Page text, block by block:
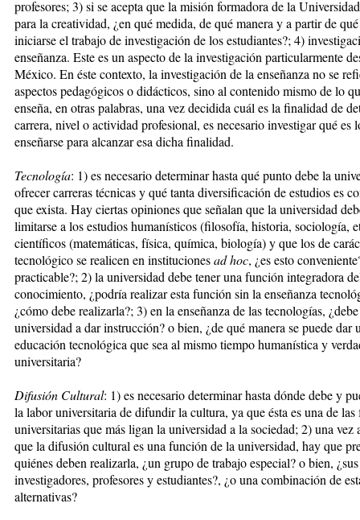
pro­fe­so­res; 3) si se acepta que la misión formadora de la
para la creatividad, ¿en qué me­di­da, de qué manera y a partir de
iniciarse el trabajo de in­ves­­ti­ga­ción de los estudiantes?; 4)
enseñanza. Este es un as­­­pecto de la investigación par­ti­cu­lar­mente
México. En éste contexto, la investigación de la en­se­ñanza no se
aspectos pedagógicos o didácticos, sino al contenido mismo de lo
enseña, en otras palabras, una vez decidida cuál es la finalidad de
carrera, nivel o actividad profesional, es ne­cesario investigar qué es
enseñarse para alcanzar esa dicha finalidad.
Tecnología: 1) es necesario deter­mi­nar hasta qué punto debe la
ofrecer carreras técnicas y qué tan­ta diversificación de estudios es
que exista. Hay ciertas opi­niones que señalan que la univer­si­dad
limitarse a los estudios humanísticos (filosofía, historia, socio­logía,
científicos (matemá­ticas, física, química, biología) y que los de
tecnológico se realicen en institucionesad hoc, ¿es esto
practicable?; 2) la uni­versidad debe tener una función in­te­gra­do­ra
conocimiento, ¿podría realizar esta función sin la enseñanza
¿cómo debe realizarla?; 3) en la enseñanza de las tecnologías,
universidad a dar ins­­truc­ción? o bien, ¿de qué manera se pue­de dar
educación tec­no­lógica que sea al mismo tiempo huma­nística y
universi­taria?
Difusión Cultural: 1) es necesario de­terminar hasta dónde debe y
la labor universitaria de difundir la cultura, ya que ésta es una de las
universitarias que más ligan la universidad a la sociedad; 2) una vez
que la difusión cultural es una función de la universidad, hay que
quiénes deben realizarla, ¿un grupo de trabajo especial? o bien,
investigadores, profesores y estudiantes?, ¿o una combinación de
alternativas?